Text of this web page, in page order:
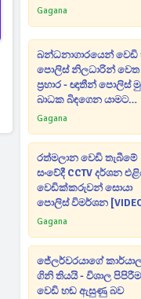
මෙන්න
Gagana
බන්ධනාගාරයෙන් වෙඩි
පොලිස් නිලධාරින් වෙත
ප්‍රහාර - ඥාතීන් පොලිස්
බාධක බිඳගෙන යාමට
උත්සාහයක [VIDEO]
Gagana
රත්මලාන වෙඩි තැබීමේ
සංවේදී CCTV දර්ශන
වෙඩික්කරුවන් සොයා
පොලිස් විමර්ශන
Gagana
ජේලර්වරයාගේ
ගිනි තියයි - විශාල
වෙඩි හඬ ඇසුණු බව